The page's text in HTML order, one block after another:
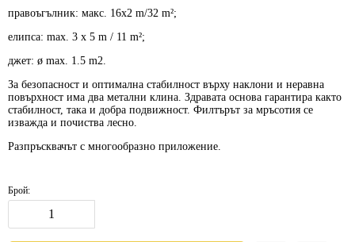
правоъгълник: макс. 16x2 m/32 m²;
елипса: max. 3 x 5 m / 11 m²;
джет: ø max. 1.5 m2.
За безопасност и оптимална стабилност върху наклони и неравна
повърхност има два метални клина. Здравата основа гарантира както
стабилност, така и добра подвижност. Филтърът за мръсотия се
изважда и почиства лесно.
Разпръсквачът с многообразно приложение.
Брой: